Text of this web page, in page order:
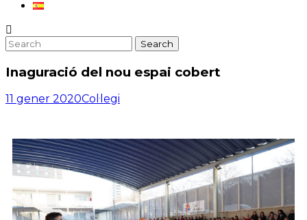
Inaguració del nou espai cobert
11 gener 2020Col·legi